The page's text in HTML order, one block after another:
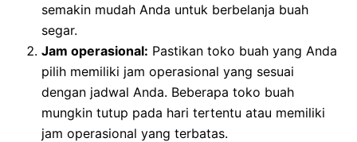
semakin mudah Anda untuk berbelanja buah
segar.
Jam operasional: Pastikan toko buah yang Anda
pilih memiliki jam operasional yang sesuai
dengan jadwal Anda. Beberapa toko buah
mungkin tutup pada hari tertentu atau memiliki
jam operasional yang terbatas.